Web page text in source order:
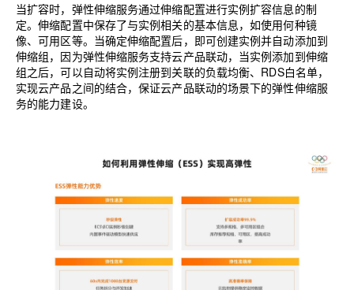
当扩容时，弹性伸缩服务通过伸缩配置进行实例扩容信息的制
定。伸缩配置中保存了与实例相关的基本信息，如使用何种镜
像、可用区等。当确定伸缩配置后，即可创建实例并自动添加到
伸缩组，因为弹性伸缩服务支持云产品联动，当实例添加到伸缩
组之后，可以自动将实例注册到关联的负载均衡、 RDS白名单，
实现云产品之间的结合，保证云产品联动的场景下的弹性伸缩服
务的能力建设。